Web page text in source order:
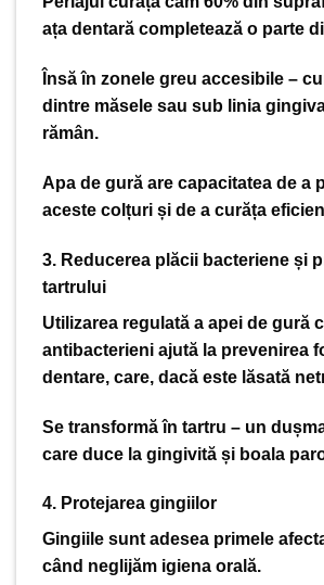
ața dentară completează o parte
Însă în zonele greu accesibile –
dintre măsele sau sub linia
rămân.
Apa de gură are capacitatea de a
aceste colțuri și de a curăța
3. Reducerea plăcii bacteriene și
tartrului
Utilizarea regulată a apei de gură
antibacterieni ajută la prevenirea
dentare, care, dacă este lăsată
Se transformă în tartru – un
care duce la gingivită și boala
4. Protejarea gingiilor
Gingiile sunt adesea primele
când neglijăm igiena orală.